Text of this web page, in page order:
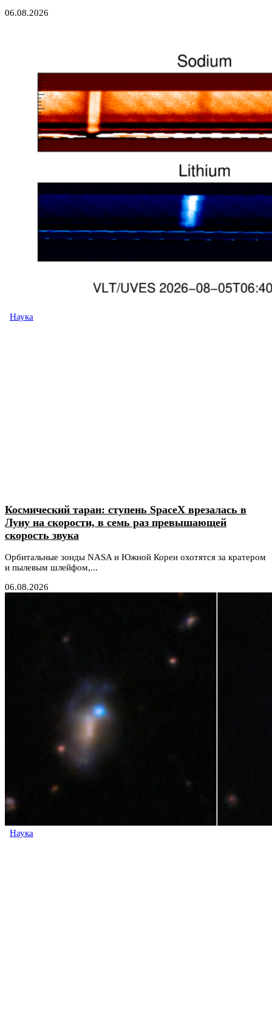
06.08.2026
Наука
Космический таран: ступень SpaceX врезалась в
Луну на скорости, в семь раз превышающей
скорость звука
Орбитальные зонды NASA и Южной Кореи охотятся за кратером
и пылевым шлейфом,...
06.08.2026
Наука